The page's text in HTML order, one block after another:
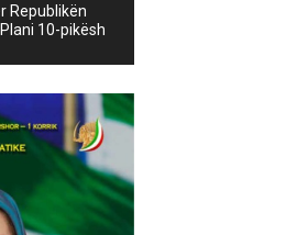
Republikën
10-pikësh